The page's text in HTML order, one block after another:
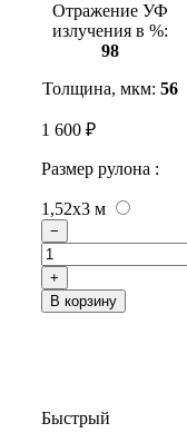
Отражение УФ
излучения в %:
98
Толщина, мкм: 56
1 600 ₽
Размер рулона :
1,52x3 м
−
+
В корзину
Быстрый